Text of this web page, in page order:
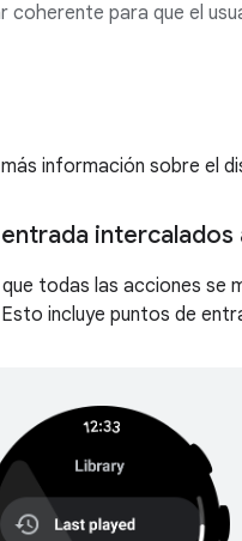
coherente para que el
información sobre el
intercalados
todas las acciones se
incluye puntos de